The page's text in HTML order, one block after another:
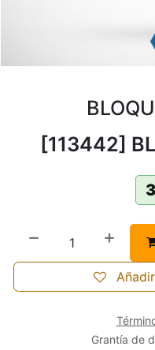
[113442]
Grantía de